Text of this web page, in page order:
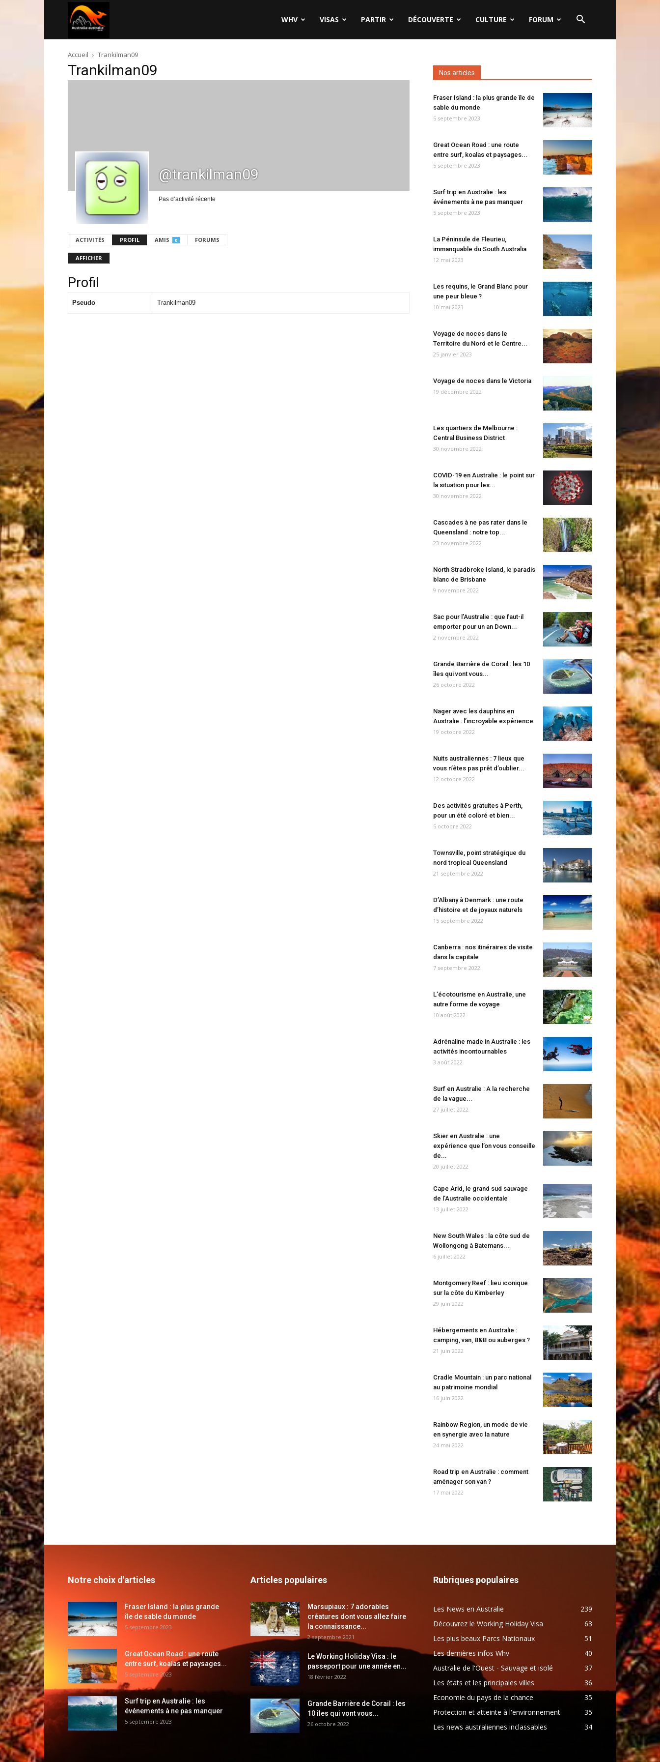
australie.com
WHV VISAS PARTIR DÉCOUVERTE CULTURE FORUM
Accueil Trankilman09
Trankilman09
@trankilman09
Pas d’activité récente
ACTIVITÉS PROFIL AMIS 0 FORUMS
AFFICHER
Profil
Pseudo Trankilman09
Nos articles
Fraser Island : la plus grande île de
sable du monde
5 septembre 2023
Great Ocean Road : une route
entre surf, koalas et paysages...
5 septembre 2023
Surf trip en Australie : les
événements à ne pas manquer
5 septembre 2023
La Péninsule de Fleurieu,
immanquable du South Australia
12 mai 2023
Les requins, le Grand Blanc pour
une peur bleue ?
10 mai 2023
Voyage de noces dans le
Territoire du Nord et le Centre...
25 janvier 2023
Voyage de noces dans le Victoria
19 décembre 2022
Les quartiers de Melbourne :
Central Business District
30 novembre 2022
COVID-19 en Australie : le point sur
la situation pour les...
30 novembre 2022
Cascades à ne pas rater dans le
Queensland : notre top...
23 novembre 2022
North Stradbroke Island, le paradis
blanc de Brisbane
9 novembre 2022
Sac pour l’Australie : que faut-il
emporter pour un an Down...
2 novembre 2022
Grande Barrière de Corail : les 10
îles qui vont vous...
26 octobre 2022
Nager avec les dauphins en
Australie : l’incroyable expérience
19 octobre 2022
Nuits australiennes : 7 lieux que
vous n’êtes pas prêt d’oublier...
12 octobre 2022
Des activités gratuites à Perth,
pour un été coloré et bien...
5 octobre 2022
Townsville, point stratégique du
nord tropical Queensland
21 septembre 2022
D’Albany à Denmark : une route
d’histoire et de joyaux naturels
15 septembre 2022
Canberra : nos itinéraires de visite
dans la capitale
7 septembre 2022
L’écotourisme en Australie, une
autre forme de voyage
10 août 2022
Adrénaline made in Australie : les
activités incontournables
3 août 2022
Surf en Australie : A la recherche
de la vague...
27 juillet 2022
Skier en Australie : une
expérience que l’on vous conseille
de...
20 juillet 2022
Cape Arid, le grand sud sauvage
de l’Australie occidentale
13 juillet 2022
New South Wales : la côte sud de
Wollongong à Batemans...
6 juillet 2022
Montgomery Reef : lieu iconique
sur la côte du Kimberley
29 juin 2022
Hébergements en Australie :
camping, van, B&B ou auberges ?
21 juin 2022
Cradle Mountain : un parc national
au patrimoine mondial
16 juin 2022
Rainbow Region, un mode de vie
en synergie avec la nature
24 mai 2022
Road trip en Australie : comment
aménager son van ?
17 mai 2022
Notre choix d'articles
Fraser Island : la plus grande
île de sable du monde
5 septembre 2023
Great Ocean Road : une route
entre surf, koalas et paysages...
5 septembre 2023
Surf trip en Australie : les
événements à ne pas manquer
5 septembre 2023
Articles populaires
Marsupiaux : 7 adorables
créatures dont vous allez faire
la connaissance...
2 septembre 2021
Le Working Holiday Visa : le
passeport pour une année en...
18 février 2022
Grande Barrière de Corail : les
10 îles qui vont vous...
26 octobre 2022
Rubriques populaires
Les News en Australie
239
Découvrez le Working Holiday Visa
63
Les plus beaux Parcs Nationaux
51
Les dernières infos Whv
40
Australie de l'Ouest - Sauvage et isolé
37
Les états et les principales villes
36
Economie du pays de la chance
35
Protection et atteinte à l'environnement
35
Les news australiennes inclassables
34